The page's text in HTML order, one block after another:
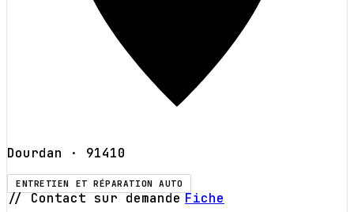
Dourdan · 91410
ENTRETIEN ET RÉPARATION AUTO
// Contact sur demande Fiche